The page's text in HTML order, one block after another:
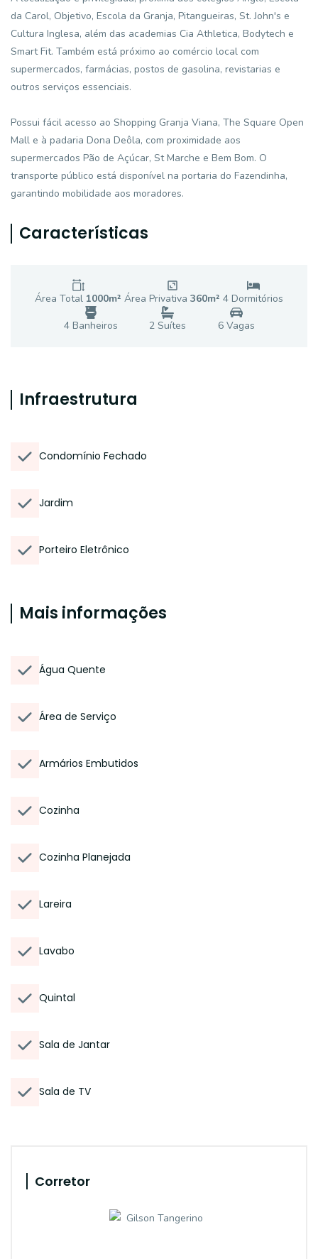
da Carol, Objetivo, Escola da Granja, Pitangueiras, St. John's e
Cultura Inglesa, além das academias Cia Athletica, Bodytech e
Smart Fit. Também está próximo ao comércio local com
supermercados, farmácias, postos de gasolina, revistarias e
outros serviços essenciais.
Possui fácil acesso ao Shopping Granja Viana, The Square Open
Mall e à padaria Dona Deôla, com proximidade aos
supermercados Pão de Açúcar, St Marche e Bem Bom. O
transporte público está disponível na portaria do Fazendinha,
garantindo mobilidade aos moradores.
Características
Área Total 1000m² Área Privativa 360m² 4 Dormitórios
4Banheiros 2 Suítes 6Vagas
Infraestrutura
Condomínio Fechado
Jardim
Porteiro Eletrônico
Mais informações
Água Quente
Área de Serviço
Armários Embutidos
Cozinha
Cozinha Planejada
Lareira
Lavabo
Quintal
Sala de Jantar
Sala de TV
Corretor